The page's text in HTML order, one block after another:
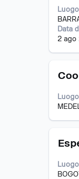
i
delle
Luogo
Data
2 ago
con
la
barra
per
i
delle
Titolo
Luogo
con
barra
per
i
Titolo
Luogo
con